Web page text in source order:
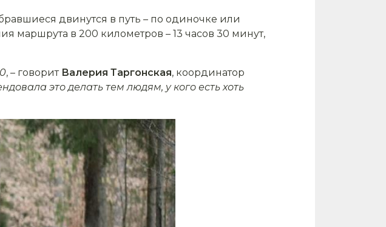
двинутся в путь – по одиночке или
маршрута в 200 километров – 13 часов 30 минут,
, – говорит Валерия Таргонская, координатор
это делать тем людям, у кого есть хоть